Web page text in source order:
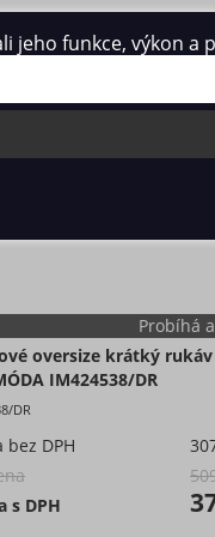
Přihlásit se/
Probíhá
oversize krátký rukáv
IM424538/DR
DR
bez DPH
s DPH
jeho funkce, výkon a